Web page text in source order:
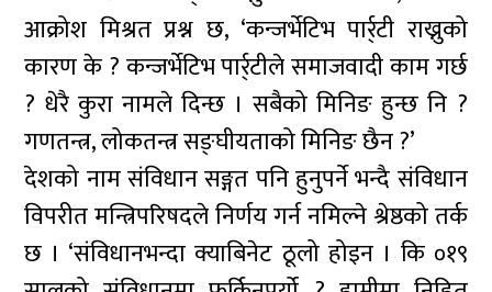
आक्रोश मिश्रत प्रश्न छ, ‘कन्जर्भेटिभ पार्र्टी राख्नुको
कारण के ? कन्जर्भेटिभ पार्र्टीले समाजवादी काम गर्छ
? धेरै कुरा नामले दिन्छ । सबैको मिनिङ हुन्छ नि ?
गणतन्त्र, लोकतन्त्र सङ्घीयताको मिनिङ छैन ?’
देशको नाम संविधान सङ्गत पनि हुनुपर्ने भन्दै संविधान
विपरीत मन्त्रिपरिषदले निर्णय गर्न नमिल्ने श्रेष्ठको तर्क
छ । ‘संविधानभन्दा क्याबिनेट ठूलो होइन । कि ०१९